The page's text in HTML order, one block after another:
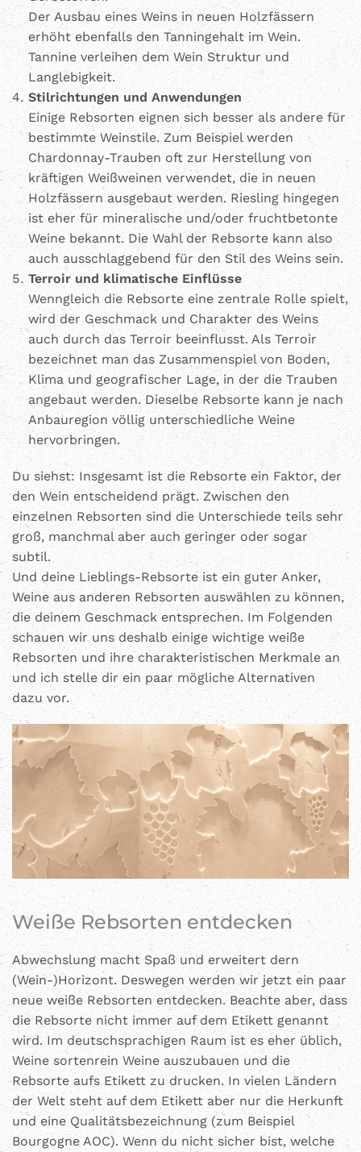
Der Ausbau eines Weins in neuen Holzfässern
erhöht ebenfalls den Tanningehalt im Wein.
Tannine verleihen dem Wein Struktur und
Langlebigkeit.
Stilrichtungen und Anwendungen
Einige Rebsorten eignen sich besser als andere für
bestimmte Weinstile. Zum Beispiel werden
Chardonnay-Trauben oft zur Herstellung von
kräftigen Weißweinen verwendet, die in neuen
Holzfässern ausgebaut werden. Riesling hingegen
ist eher für mineralische und/oder fruchtbetonte
Weine bekannt. Die Wahl der Rebsorte kann also
auch ausschlaggebend für den Stil des Weins sein.
Terroir und klimatische Einflüsse
Wenngleich die Rebsorte eine zentrale Rolle spielt,
wird der Geschmack und Charakter des Weins
auch durch das Terroir beeinflusst. Als Terroir
bezeichnet man das Zusammenspiel von Boden,
Klima und geografischer Lage, in der die Trauben
angebaut werden. Dieselbe Rebsorte kann je nach
Anbauregion völlig unterschiedliche Weine
hervorbringen.
Du siehst: Insgesamt ist die Rebsorte ein Faktor, der
den Wein entscheidend prägt. Zwischen den
einzelnen Rebsorten sind die Unterschiede teils sehr
groß, manchmal aber auch geringer oder sogar
subtil.
Und deine Lieblings-Rebsorte ist ein guter Anker,
Weine aus anderen Rebsorten auswählen zu können,
die deinem Geschmack entsprechen. Im Folgenden
schauen wir uns deshalb einige wichtige weiße
Rebsorten und ihre charakteristischen Merkmale an
und ich stelle dir ein paar mögliche Alternativen
dazu vor.
Weiße Rebsorten entdecken
Abwechslung macht Spaß und erweitert dern
(Wein-)Horizont. Deswegen werden wir jetzt ein paar
neue weiße Rebsorten entdecken. Beachte aber, dass
die Rebsorte nicht immer auf dem Etikett genannt
wird. Im deutschsprachigen Raum ist es eher üblich,
Weine sortenrein Weine auszubauen und die
Rebsorte aufs Etikett zu drucken. In vielen Ländern
der Welt steht auf dem Etikett aber nur die Herkunft
und eine Qualitätsbezeichnung (zum Beispiel
Bourgogne AOC). Wenn du nicht sicher bist, welche